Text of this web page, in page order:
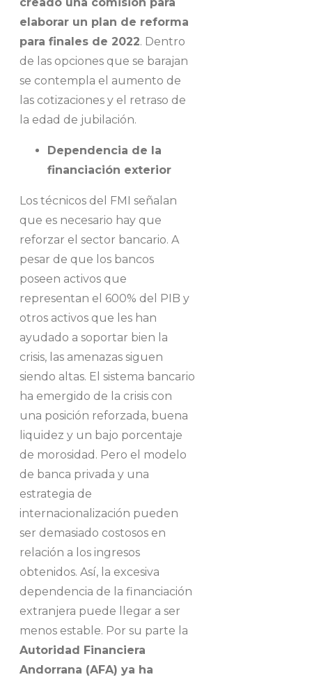
elaborar un plan de reforma
para finales de 2022. Dentro
de las opciones que se barajan
se contempla el aumento de
las cotizaciones y el retraso de
la edad de jubilación.
Dependencia de la
financiación exterior
Los técnicos del FMI señalan
que es necesario hay que
reforzar el sector bancario. A
pesar de que los bancos
poseen activos que
representan el 600% del PIB y
otros activos que les han
ayudado a soportar bien la
crisis, las amenazas siguen
siendo altas. El sistema bancario
ha emergido de la crisis con
una posición reforzada, buena
liquidez y un bajo porcentaje
de morosidad. Pero el modelo
de banca privada y una
estrategia de
internacionalización pueden
ser demasiado costosos en
relación a los ingresos
obtenidos. Así, la excesiva
dependencia de la financiación
extranjera puede llegar a ser
menos estable. Por su parte la
Autoridad Financiera
Andorrana (AFA) ya ha